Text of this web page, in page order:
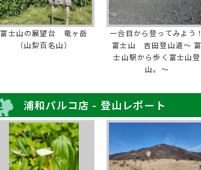
富士山の展望台 竜ヶ岳
（山梨百名山）
一合目から登ってみよう！
富士山 吉田登山道～ 富
士山駅から歩く富士山登
山。～
浦和パルコ店 - 登山レポート